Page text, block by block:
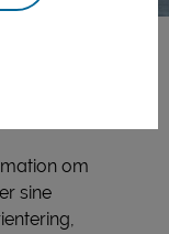
om
sine